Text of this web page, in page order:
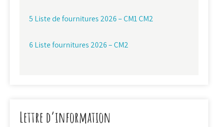
5 Liste de fournitures 2026 – CM1 CM2
6 Liste fournitures 2026 – CM2
Lettre d’information